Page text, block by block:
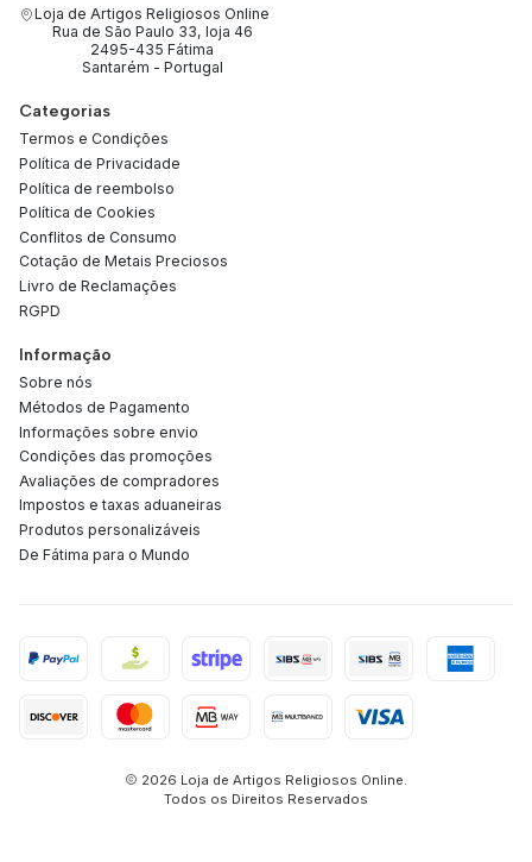
Loja de Artigos Religiosos Online
Rua de São Paulo 33, loja 46
2495-435 Fátima
Santarém - Portugal
Categorias
Termos e Condições
Política de Privacidade
Política de reembolso
Política de Cookies
Conflitos de Consumo
Cotação de Metais Preciosos
Livro de Reclamações
RGPD
Informação
Sobre nós
Métodos de Pagamento
Informações sobre envio
Condições das promoções
Avaliações de compradores
Impostos e taxas aduaneiras
Produtos personalizáveis
De Fátima para o Mundo
2026 Loja de Artigos Religiosos Online.
Todos os Direitos Reservados